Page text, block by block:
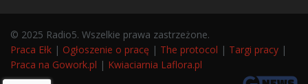
© 2025 Radio5. Wszelkie prawa zastrzeżone.
Praca Ełk | Ogłoszenie o pracę | The protocol | Targi pracy |
Praca na Gowork.pl | Kwiaciarnia Laflora.pl